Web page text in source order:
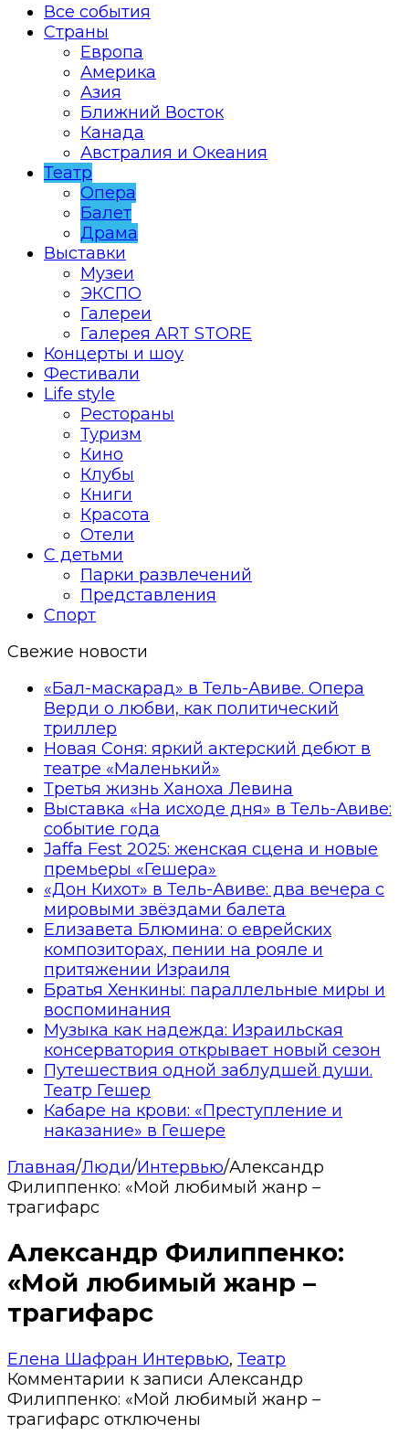
Все события
Страны
Европа
Америка
Азия
Ближний Восток
Канада
Австралия и Океания
Театр
Опера
Балет
Драма
Выставки
Музеи
ЭКСПО
Галереи
Галерея ART STORE
Концерты и шоу
Фестивали
Life style
Рестораны
Туризм
Кино
Клубы
Книги
Красота
Отели
С детьми
Парки развлечений
Представления
Спорт
Свежие новости
«Бал-маскарад» в Тель-Авиве. Опера
Верди о любви, как политический
триллер
Новая Соня: яркий актерский дебют в
театре «Маленький»
Третья жизнь Ханоха Левина
Выставка «На исходе дня» в Тель-Авиве:
событие года
Jaffa Fest 2025: женская сцена и новые
премьеры «Гешера»
«Дон Кихот» в Тель-Авиве: два вечера с
мировыми звёздами балета
Елизавета Блюмина: о еврейских
композиторах, пении на рояле и
притяжении Израиля
Братья Хенкины: параллельные миры и
воспоминания
Музыка как надежда: Израильская
консерватория открывает новый сезон
Путешествия одной заблудшей души.
Театр Гешер
Кабаре на крови: «Преступление и
наказание» в Гешере
Главная/Люди/Интервью/Александр
Филиппенко: «Мой любимый жанр –
трагифарс
Александр Филиппенко:
«Мой любимый жанр –
трагифарс
Елена Шафран Интервью, Театр
Комментарии к записи Александр
Филиппенко: «Мой любимый жанр –
трагифарс отключены